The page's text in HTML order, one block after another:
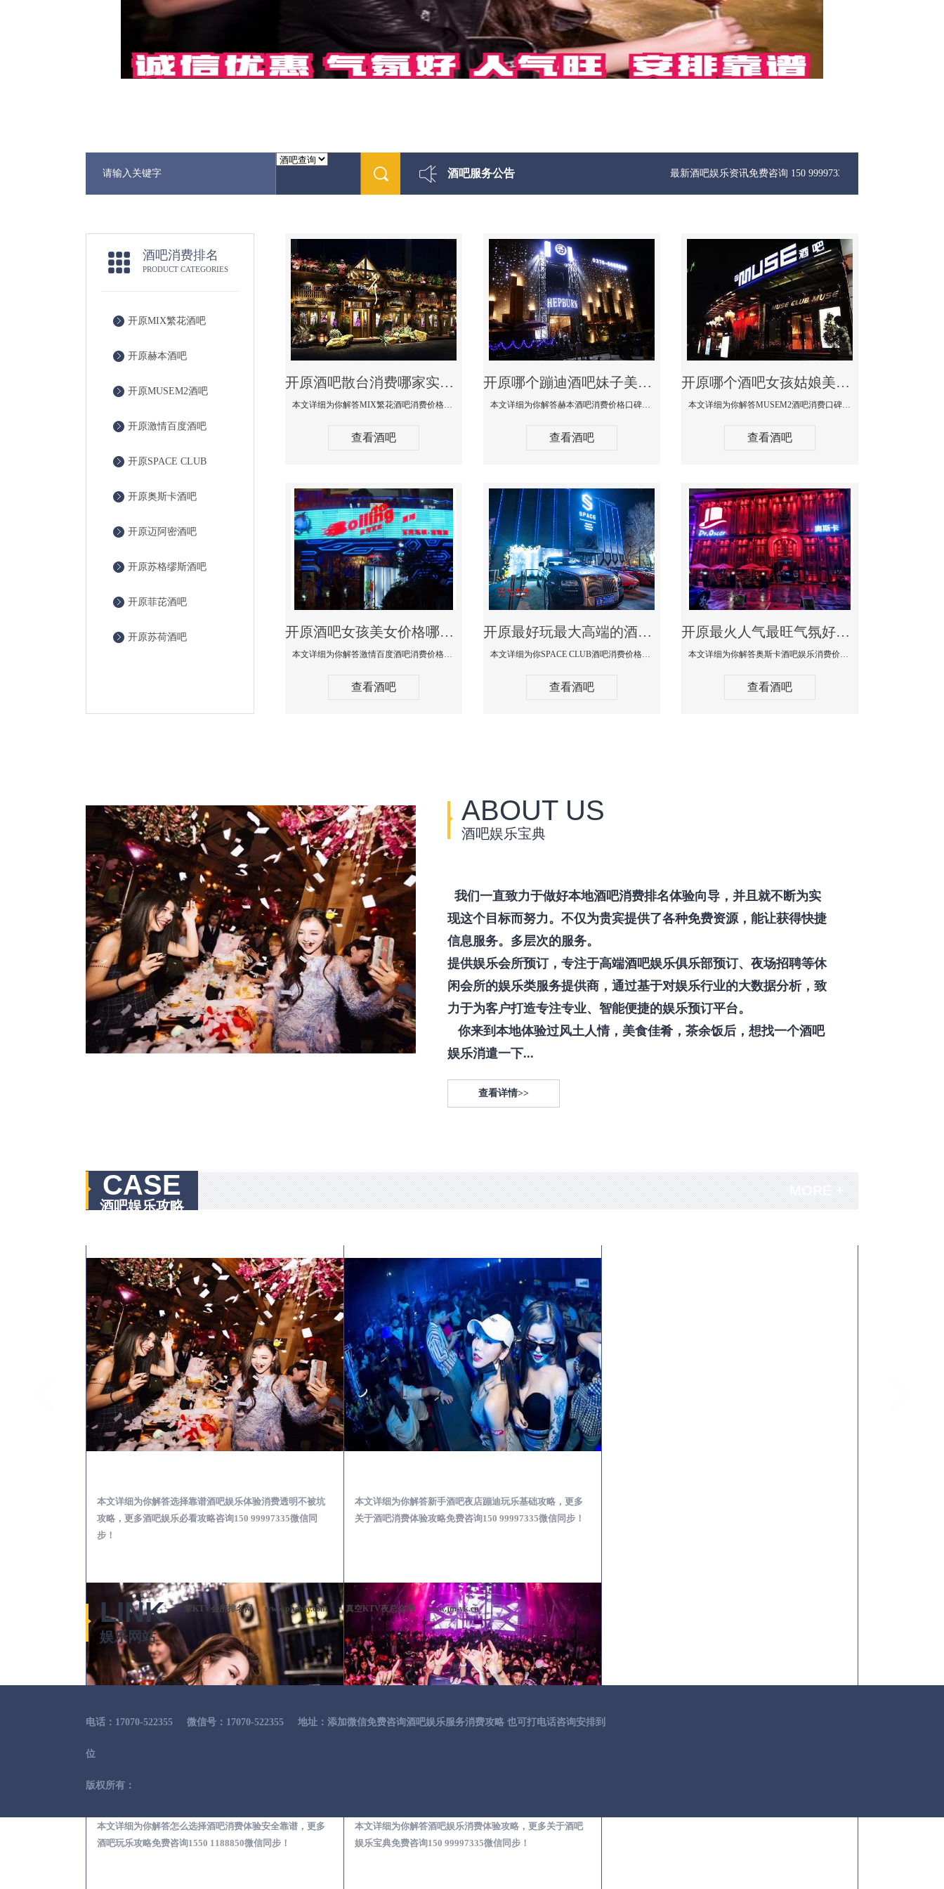
酒吧服务公告 最新酒吧娱乐资讯免费咨询 150 99997335微信同步
酒吧消费排名
PRODUCT CATEGORIES
开原MIX繁花酒吧
开原赫本酒吧
开原MUSEM2酒吧
开原激情百度酒吧
开原SPACE CLUB
开原奥斯卡酒吧
开原迈阿密酒吧
开原苏格缪斯酒吧
开原菲芘酒吧
开原苏荷酒吧
开原酒吧散台消费哪家实惠-MIX繁花酒吧消费价格真实点评
本文详细为你解答MIX繁花酒吧消费价格真实点评，更多关于酒吧散台消费哪家实惠咨询免费咨询150 99997335微信同步
查看酒吧
开原哪个蹦迪酒吧妹子美女多环境好-赫本酒吧消费价格口碑点评
本文详细为你解答赫本酒吧消费价格口碑点评，更多关于哪个蹦迪酒吧妹子美女多环境好咨询150 99997335微信同步！
查看酒吧
开原哪个酒吧女孩姑娘美女多-MUSEM2酒吧消费口碑点评
本文详细为你解答MUSEM2酒吧消费口碑点评，更多关于哪个酒吧女孩姑娘美女多免费咨询150 99997335微信同步！
查看酒吧
开原酒吧女孩美女价格哪家便宜-激情百度消费价格点评
本文详细为你解答激情百度酒吧消费价格点评，更多关于酒吧女孩美女价格哪家便宜免费咨询150 99997335微信同步！
查看酒吧
开原最好玩最大高端的酒吧体验-SPACE CLUB酒吧消费点评
本文详细为你SPACE CLUB酒吧消费价格点评，更多关于最好玩最大高端的酒吧体验免费咨询150 99997335微信同步！
查看酒吧
开原最火人气最旺气氛好的酒吧-奥斯卡酒吧消费价格口碑点评
本文详细为你解答奥斯卡酒吧娱乐消费价格点评，更多关于最火人气最旺气氛好的酒吧免费咨询150 99997335微信同步！
查看酒吧
ABOUT US
酒吧娱乐宝典
我们一直致力于做好本地酒吧消费排名体验向导，并且就不断为实
现这个目标而努力。不仅为贵宾提供了各种免费资源，能让获得快捷
信息服务。多层次的服务。
提供娱乐会所预订，专注于高端酒吧娱乐俱乐部预订、夜场招聘等休
闲会所的娱乐类服务提供商，通过基于对娱乐行业的大数据分析，致
力于为客户打造专注专业、智能便捷的娱乐预订平台。
你来到本地体验过风土人情，美食佳肴，茶余饭后，想找一个酒吧
娱乐消遣一下...
查看详情>>
CASE
酒吧娱乐攻略
本文详细为你解答选择靠谱酒吧娱乐体验消费透明不被坑
攻略，更多酒吧娱乐必看攻略咨询150 99997335微信同
步！
本文详细为你解答新手酒吧夜店蹦迪玩乐基础攻略，更多
关于酒吧消费体验攻略免费咨询150 99997335微信同步！
本文详细为你解答怎么选择酒吧消费体验安全靠谱，更多
酒吧玩乐攻略免费咨询1550 1188850微信同步！
本文详细为你解答酒吧娱乐消费体验攻略，更多关于酒吧
娱乐宝典免费咨询150 99997335微信同步！
LINK
娱乐网站
荤KTV会所排名网 www.phshsy.com 真空KTV夜总会网 www.jm-yk.cn
电话：17070-522355 微信号：17070-522355 地址：添加微信免费咨询酒吧娱乐服务消费攻略 也可打电话咨询安排到
位
版权所有：